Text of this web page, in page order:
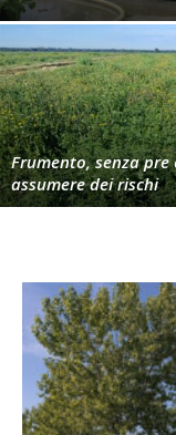
Frumento, senza pre
assumere dei rischi